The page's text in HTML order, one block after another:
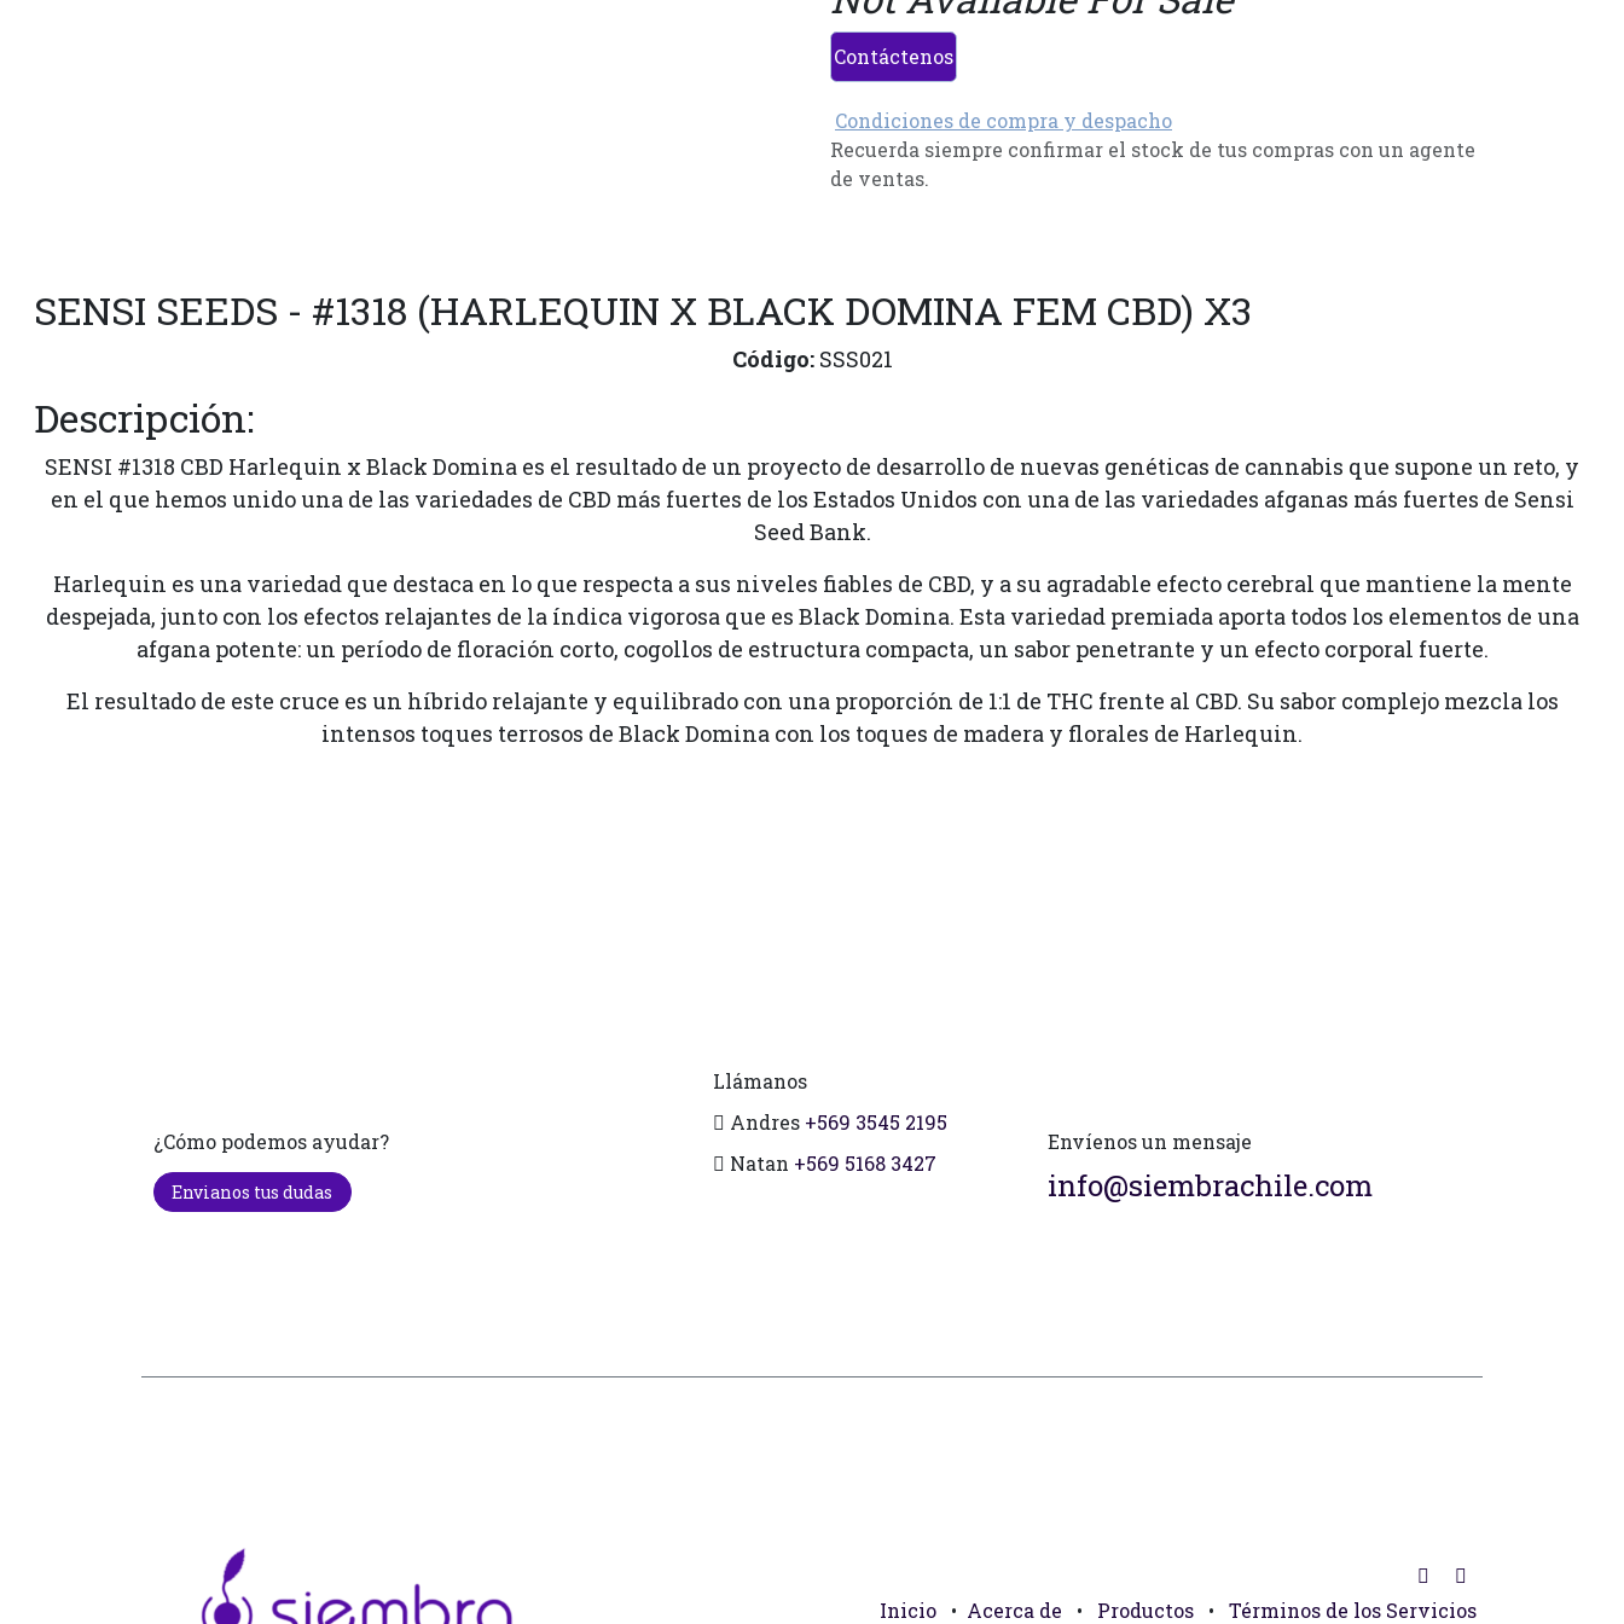
Contáctenos
Condiciones de compra y despacho
Recuerda siempre confirmar el stock de tus compras con un agente
de ventas.
SENSI SEEDS - #1318 (HARLEQUIN X BLACK DOMINA FEM CBD) X3
Código:SSS021
Descripción:
SENSI #1318 CBD Harlequin x Black Domina es el resultado de un proyecto de desarrollo de nuevas genéticas de cannabis que supone un reto, y
en el que hemos unido una de las variedades de CBD más fuertes de los Estados Unidos con una de las variedades afganas más fuertes de Sensi
Seed Bank.
Harlequin es una variedad que destaca en lo que respecta a sus niveles fiables de CBD, y a su agradable efecto cerebral que mantiene la mente
despejada, junto con los efectos relajantes de la índica vigorosa que es Black Domina. Esta variedad premiada aporta todos los elementos de una
afgana potente: un período de floración corto, cogollos de estructura compacta, un sabor penetrante y un efecto corporal fuerte.
El resultado de este cruce es un híbrido relajante y equilibrado con una proporción de 1:1 de THC frente al CBD. Su sabor complejo mezcla los
intensos toques terrosos de Black Domina con los toques de madera y florales de Harlequin.
¿Cómo podemos ayudar?
Envianos tus dudas
Llámanos
Andres +569 3545 2195
Natan +569 5168 3427
Envíenos un mensaje
info@siembrachile.com
Inicio • Acerca de • Productos • Términos de los Servicios